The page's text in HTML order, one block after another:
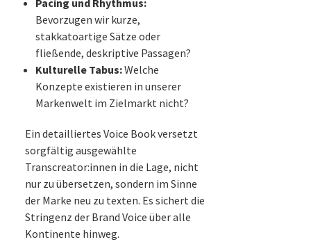
Bevorzugen wir kurze,
stakkatoartige Sätze oder
fließende, deskriptive Passagen?
Kulturelle Tabus:Welche
Konzepte existieren in unserer
Markenwelt im Zielmarkt nicht?
Ein detailliertes Voice Book versetzt
sorgfältig ausgewählte
Transcreator:innen in die Lage, nicht
nur zu übersetzen, sondern im Sinne
der Marke neu zu texten. Es sichert die
Stringenz der Brand Voice über alle
Kontinente hinweg.